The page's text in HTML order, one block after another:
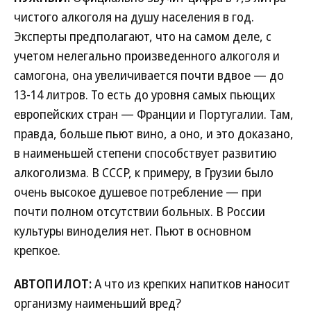
чистого алкоголя на душу населения в год.
Эксперты предполагают, что на самом деле, с
учетом нелегально произведенного алкоголя и
самогона, она увеличивается почти вдвое — до
13-14 литров. То есть до уровня самых пьющих
европейских стран — Франции и Португалии. Там,
правда, больше пьют вино, а оно, и это доказано,
в наименьшей степени способствует развитию
алкоголизма. В СССР, к примеру, в Грузии было
очень высокое душевое потребление — при
почти полном отсутствии больных. В России
культуры виноделия нет. Пьют в основном
крепкое.
АВТОПИЛОТ:А что из крепких напитков наносит
организму наименьший вред?